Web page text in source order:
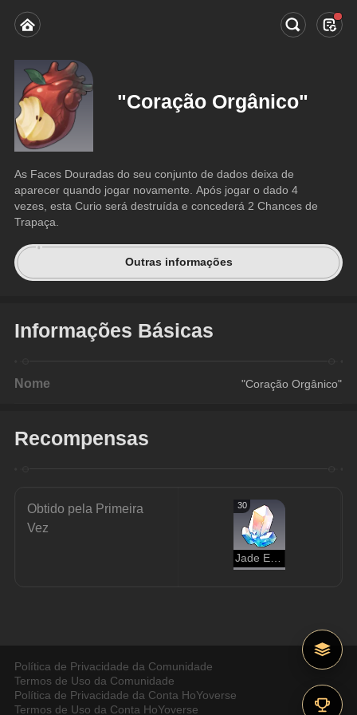
"Coração Orgânico"
As Faces Douradas do seu conjunto de dados deixa de
aparecer quando jogar novamente. Após jogar o dado 4
vezes, esta Curio será destruída e concederá 2 Chances de
Trapaça.
Outras informações
Informações Básicas
Nome "Coração Orgânico"
Recompensas
Obtido pela Primeira
Vez
30
Política de Privacidade da Comunidade
Termos de Uso da Comunidade
Política de Privacidade da Conta HoYoverse
Termos de Uso da Conta HoYoverse